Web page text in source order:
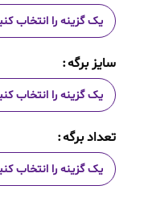
سایز برگه
تعداد برگه